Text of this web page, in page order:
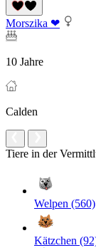
Morszika ❤
10 Jahre
Calden
Tiere in der
Welpen (560)
Kätzchen